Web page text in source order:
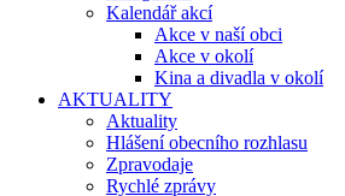
Kalendář akcí
Akce v naší obci
Akce v okolí
Kina a divadla v okolí
AKTUALITY
Aktuality
Hlášení obecního rozhlasu
Zpravodaje
Rychlé zprávy